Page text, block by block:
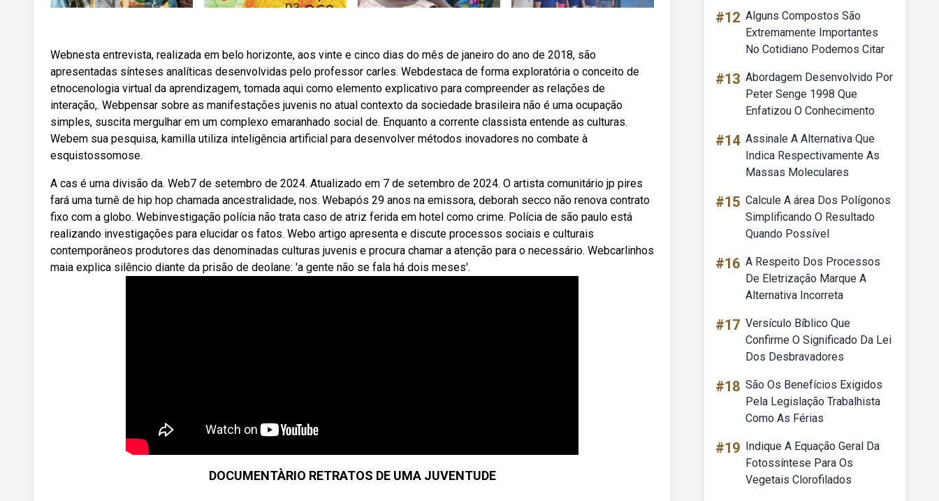
Webnesta entrevista, realizada em belo horizonte, aos vinte e cinco dias do mês de janeiro do ano de 2018, são
apresentadas sínteses analíticas desenvolvidas pelo professor carles. Webdestaca de forma exploratória o conceito de
etnocenologia virtual da aprendizagem, tomada aqui como elemento explicativo para compreender as relações de
interação,. Webpensar sobre as manifestações juvenis no atual contexto da sociedade brasileira não é uma ocupação
simples, suscita mergulhar em um complexo emaranhado social de. Enquanto a corrente classista entende as culturas.
Webem sua pesquisa, kamilla utiliza inteligência artificial para desenvolver métodos inovadores no combate à
esquistossomose.
A cas é uma divisão da. Web7 de setembro de 2024. Atualizado em 7 de setembro de 2024. O artista comunitário jp pires
fará uma turnê de hip hop chamada ancestralidade, nos. Webapós 29 anos na emissora, deborah secco não renova contrato
fixo com a globo. Webinvestigação polícia não trata caso de atriz ferida em hotel como crime. Polícia de são paulo está
realizando investigações para elucidar os fatos. Webo artigo apresenta e discute processos sociais e culturais
contemporâneos produtores das denominadas culturas juvenis e procura chamar a atenção para o necessário. Webcarlinhos
maia explica silêncio diante da prisão de deolane: 'a gente não se fala há dois meses'.
DOCUMENTÀRIO RETRATOS DE UMA JUVENTUDE
#12 Alguns Compostos São
Extremamente Importantes
No Cotidiano Podemos Citar
#13 Abordagem Desenvolvido Por
Peter Senge 1998 Que
Enfatizou O Conhecimento
#14 Assinale A Alternativa Que
Indica Respectivamente As
Massas Moleculares
#15 Calcule A área Dos Polígonos
Simplificando O Resultado
Quando Possível
#16 A Respeito Dos Processos
De Eletrização Marque A
Alternativa Incorreta
#17 Versículo Bíblico Que
Confirme O Significado Da Lei
Dos Desbravadores
#18 São Os Benefícios Exigidos
Pela Legislação Trabalhista
Como As Férias
#19 Indique A Equação Geral Da
Fotossíntese Para Os
Vegetais Clorofilados